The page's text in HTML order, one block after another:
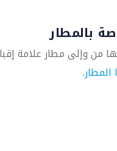
بالمطار
من وإلى مطار علامة